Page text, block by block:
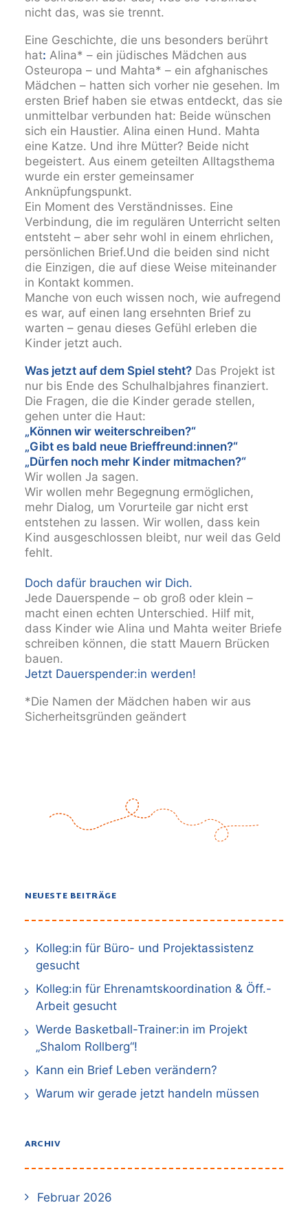
nicht das, was sie trennt.
Eine Geschichte, die uns besonders berührt
hat: Alina* – ein jüdisches Mädchen aus
Osteuropa – und Mahta* – ein afghanisches
Mädchen – hatten sich vorher nie gesehen. Im
ersten Brief haben sie etwas entdeckt, das sie
unmittelbar verbunden hat: Beide wünschen
sich ein Haustier. Alina einen Hund. Mahta
eine Katze. Und ihre Mütter? Beide nicht
begeistert. Aus einem geteilten Alltagsthema
wurde ein erster gemeinsamer
Anknüpfungspunkt.
Ein Moment des Verständnisses. Eine
Verbindung, die im regulären Unterricht selten
entsteht – aber sehr wohl in einem ehrlichen,
persönlichen Brief.Und die beiden sind nicht
die Einzigen, die auf diese Weise miteinander
in Kontakt kommen.
Manche von euch wissen noch, wie aufregend
es war, auf einen lang ersehnten Brief zu
warten – genau dieses Gefühl erleben die
Kinder jetzt auch.
Was jetzt auf dem Spiel steht? Das Projekt ist
nur bis Ende des Schulhalbjahres finanziert.
Die Fragen, die die Kinder gerade stellen,
gehen unter die Haut:
„Können wir weiterschreiben?“
„Gibt es bald neue Brieffreund:innen?“
„Dürfen noch mehr Kinder mitmachen?“
Wir wollen Ja sagen.
Wir wollen mehr Begegnung ermöglichen,
mehr Dialog, um Vorurteile gar nicht erst
entstehen zu lassen. Wir wollen, dass kein
Kind ausgeschlossen bleibt, nur weil das Geld
fehlt.
Doch dafür brauchen wir Dich.
Jede Dauerspende – ob groß oder klein –
macht einen echten Unterschied. Hilf mit,
dass Kinder wie Alina und Mahta weiter Briefe
schreiben können, die statt Mauern Brücken
bauen.
Jetzt Dauerspender:in werden!
*Die Namen der Mädchen haben wir aus
Sicherheitsgründen geändert
NEUESTE BEITRÄGE
Kolleg:in für Büro- und Projektassistenz
gesucht
Kolleg:in für Ehrenamtskoordination & Öff.-
Arbeit gesucht
Werde Basketball-Trainer:in im Projekt
„Shalom Rollberg“!
Kann ein Brief Leben verändern?
Warum wir gerade jetzt handeln müssen
ARCHIV
Februar 2026